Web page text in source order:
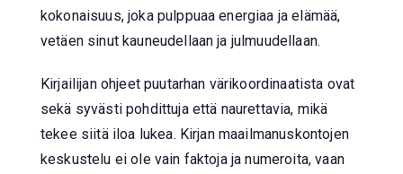
kokonaisuus, joka pulppuaa energiaa ja elämää,
vetäen sinut kauneudellaan ja julmuudellaan.
Kirjailijan ohjeet puutarhan värikoordinaatista ovat
sekä syvästi pohdittuja että naurettavia, mikä
tekee siitä iloa lukea. Kirjan maailmanuskontojen
keskustelu ei ole vain faktoja ja numeroita, vaan